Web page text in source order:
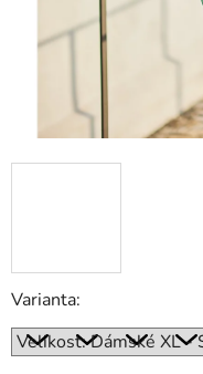
Varianta: